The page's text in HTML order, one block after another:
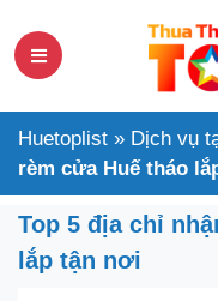
Huetoplist » Dịch vụ
rèm cửa Huế tháo
Top 5 địa chỉ
lắp tận nơi